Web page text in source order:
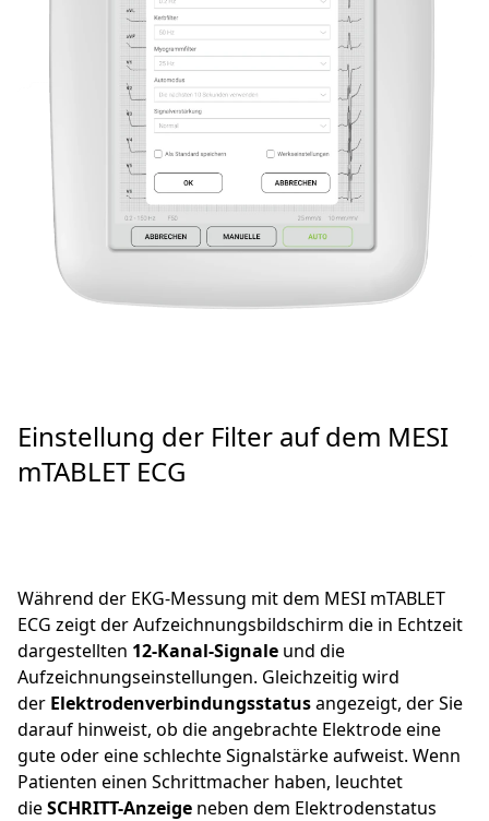
Einstellung der Filter auf dem MESI
mTABLET ECG
Während der EKG-Messung mit dem MESI mTABLET
ECG zeigt der Aufzeichnungsbildschirm die in Echtzeit
dargestellten 12-Kanal-Signale und die
Aufzeichnungseinstellungen. Gleichzeitig wird
der Elektrodenverbindungsstatusangezeigt, der Sie
darauf hinweist, ob die angebrachte Elektrode eine
gute oder eine schlechte Signalstärke aufweist. Wenn
Patienten einen Schrittmacher haben, leuchtet
dieSCHRITT-Anzeige neben dem Elektrodenstatus